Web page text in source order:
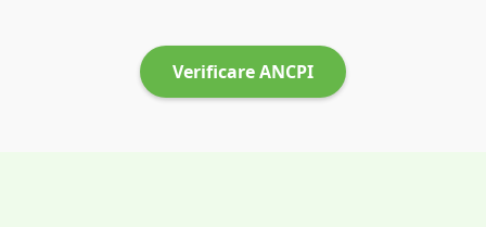
Verificare ANCPI